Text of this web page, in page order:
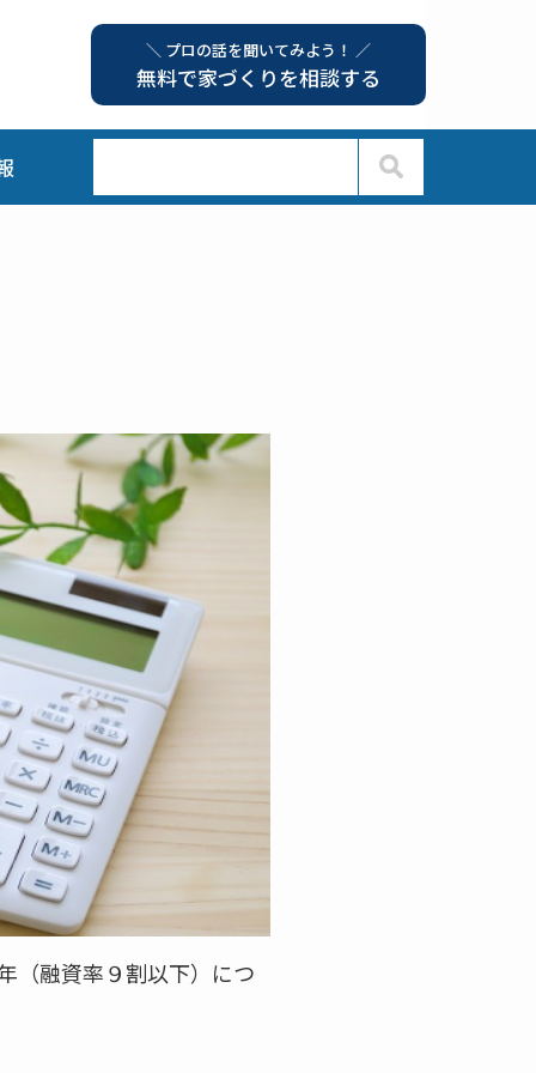
＼ プロの話を聞いてみよう！ ／
無料で家づくりを相談する
（融資率９割以下）につ